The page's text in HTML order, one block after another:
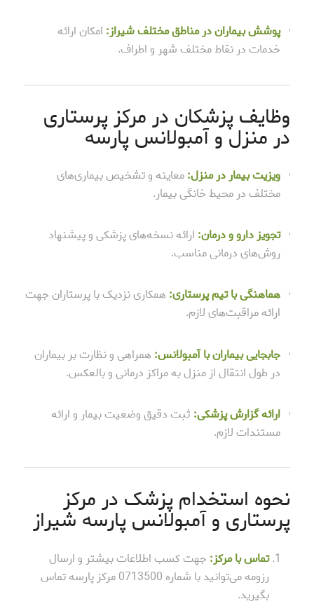
پوشش بیماران در مناطق مختلف شیراز: امکان ارائه
خدمات در نقاط مختلف شهر و اطراف.
وظایف پزشکان در مرکز پرستاری
در منزل و آمبولانس پارسه
ویزیت بیمار در منزل:معاینه و تشخیص بیماری‌های
مختلف در محیط خانگی بیمار.
تجویز دارو و درمان: ارائه نسخه‌های پزشکی و پیشنهاد
روش‌های درمانی مناسب.
هماهنگی با تیم پرستاری: همکاری نزدیک با پرستاران جهت
ارائه مراقبت‌های لازم.
جابجایی بیماران با آمبولانس: همراهی و نظارت بر بیماران
در طول انتقال از منزل به مراکز درمانی و بالعکس.
ارائه گزارش پزشکی: ثبت دقیق وضعیت بیمار و ارائه
مستندات لازم.
نحوه استخدام پزشک در مرکز
پرستاری و آمبولانس پارسه شیراز
تماس با مرکز: جهت کسب اطلاعات بیشتر و ارسال
رزومه می‌توانید با شماره 0713500 مرکز پارسه تماس
بگیرید.